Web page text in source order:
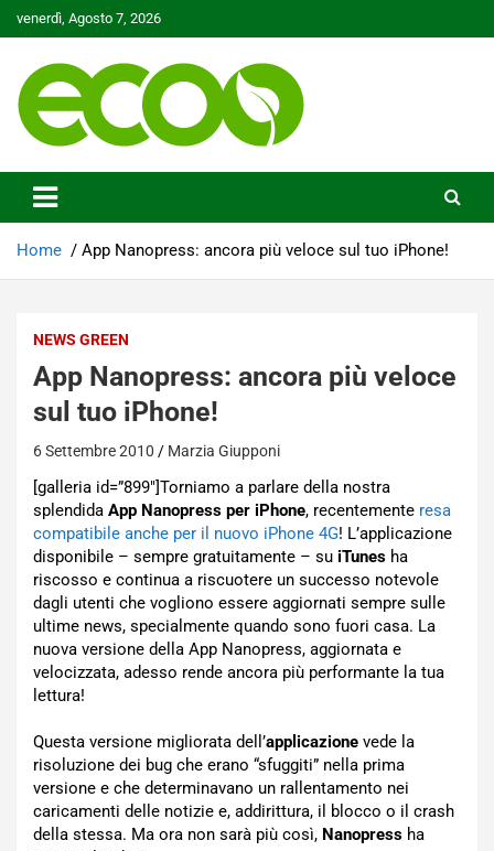
to
venerdì, Agosto 7, 2026
Ecoo.it
Home App Nanopress: ancora più veloce sul tuo iPhone!
NEWS GREEN
App Nanopress: ancora più veloce
sul tuo iPhone!
6 Settembre 2010 Marzia Giupponi
[galleria id=”899″]Torniamo a parlare della nostra
splendida App Nanopress per iPhone, recentemente resa
compatibile anche per il nuovo iPhone 4G! L’applicazione
disponibile – sempre gratuitamente – su iTunes ha
riscosso e continua a riscuotere un successo notevole
dagli utenti che vogliono essere aggiornati sempre sulle
ultime news, specialmente quando sono fuori casa. La
nuova versione della App Nanopress, aggiornata e
velocizzata, adesso rende ancora più performante la tua
lettura!
Questa versione migliorata dell’applicazione vede la
risoluzione dei bug che erano “sfuggiti” nella prima
versione e che determinavano un rallentamento nei
caricamenti delle notizie e, addirittura, il blocco o il crash
della stessa. Ma ora non sarà più così, Nanopress ha